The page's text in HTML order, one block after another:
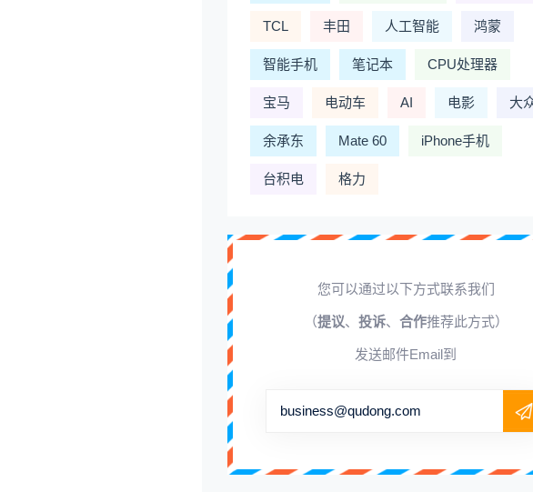
TCL 丰田 人工智能 鸿蒙
智能手机 笔记本 CPU处理器
宝马 电动车 AI 电影 大
余承东 Mate 60 iPhone手机
台积电 格力
您可以通过以下方式联系我们
（提议、 投诉、 合作推荐此方式）
发送邮件Email到
business@qudong.com